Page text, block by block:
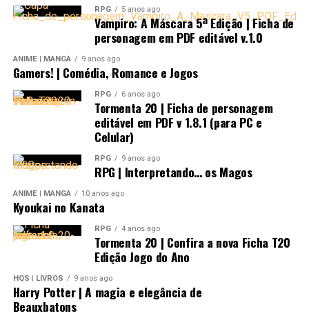
Skywalker’, que foi lançado na #D23expo. Nos
cinemas, dia 19 de dezembro. . @disneystudiosbr
#Disney #StarWars #SW #Filme #Movie
RPG 5 anos ago
Vampiro: A Máscara 5ª Edição | Ficha de
personagem em PDF editável v.1.0
ANIME | MANGÁ 9 anos ago
Gamers! | Comédia, Romance e Jogos
RPG 6 anos ago
Tormenta 20 | Ficha de personagem
editável em PDF v 1.8.1 (para PC e
Celular)
RPG 9 anos ago
RPG | Interpretando… os Magos
ANIME | MANGÁ 10 anos ago
Kyoukai no Kanata
RPG 4 anos ago
Tormenta 20 | Confira a nova Ficha T20
Edição Jogo do Ano
HQS | LIVROS 9 anos ago
Harry Potter | A magia e elegância de
Beauxbatons